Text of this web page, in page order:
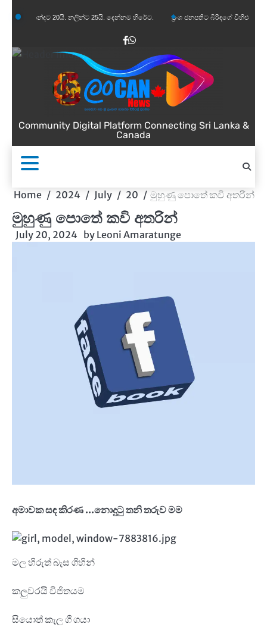
to
20යි. නලින්ට 25යි. දෙන්නම හිරේට. ප්‍රංශ ජනපතිට බිරිඳගේ විහිළුවක්. විහිළුවදුරදිග
Facebook
WhatsApp
Community Digital Platform Connecting Sri Lanka &
Canada
Home 2024 July 20 මුහුණු පොතේ කවි අතරින්
මුහුණු පොතේ කවි අතරින්
July 20, 2024 by Leoni Amaratunge
අමාවක සඳ කිරණ ...නොදුටු තනි තරුව මම
මල හිරුත් බැස ගිහින්
කලුවරයි විජිතයම
සියොත් කැල ගී ගයා